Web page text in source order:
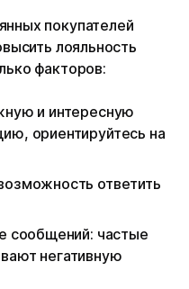
покупателей
лояльность
факторов:
и интересную
ориентируйтесь на
ответить
сообщений: частые
негативную